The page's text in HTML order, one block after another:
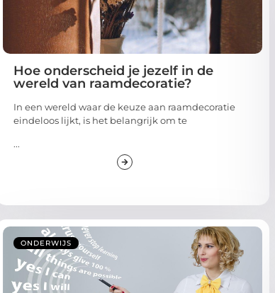
Hoe onderscheid je jezelf in de
wereld van raamdecoratie?
In een wereld waar de keuze aan raamdecoratie
eindeloos lijkt, is het belangrijk om te
...
ONDERWIJS